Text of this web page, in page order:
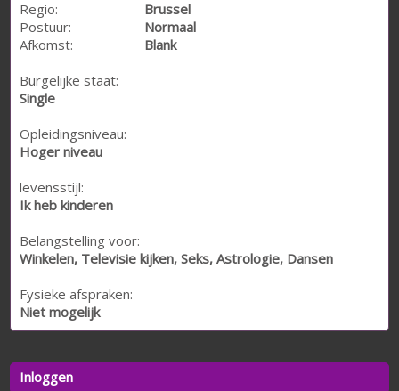
Regio:
Brussel
Postuur:
Normaal
Afkomst:
Blank
Burgelijke staat:
Single
Opleidingsniveau:
Hoger niveau
levensstijl:
Ik heb kinderen
Belangstelling voor:
Winkelen, Televisie kijken, Seks, Astrologie, Dansen
Fysieke afspraken:
Niet mogelijk
Inloggen